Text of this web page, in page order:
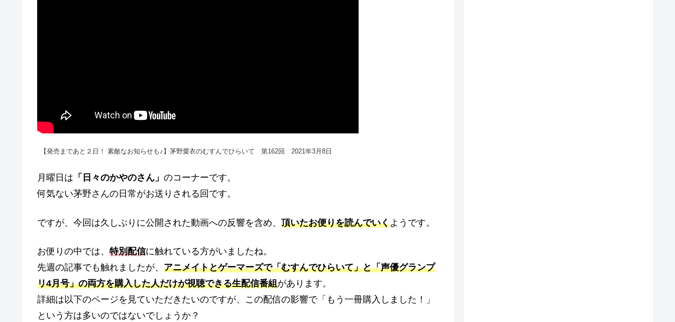
【発売まであと２日！ 素敵なお知らせも♪】茅野愛衣のむすんでひらいて 第162回 2021年3月8日
月曜日は 「日々のかやのさん」 のコーナーです。
何気ない茅野さんの日常がお送りされる回です。
ですが、今回は久しぶりに公開された動画への反響を含め、 頂いたお便りを読んでいくようです。
お便りの中では、 特別配信に触れている方がいましたね。
先週の記事でも触れましたが、 アニメイトとゲーマーズで「むすんでひらいて」と「声優グランプ
リ4月号」の両方を購入した人だけが視聴できる生配信番組があります。
詳細は以下のページを見ていただきたいのですが、この配信の影響で「もう一冊購入しました！」
という方は多いのではないでしょうか？